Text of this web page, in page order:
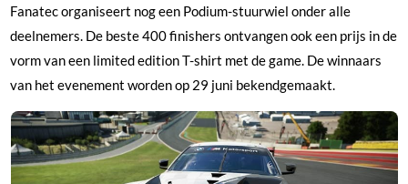
Fanatec organiseert nog een Podium-stuurwiel onder alle
deelnemers. De beste 400 finishers ontvangen ook een prijs in de
vorm van een limited edition T-shirt met de game. De winnaars
van het evenement worden op 29 juni bekendgemaakt.